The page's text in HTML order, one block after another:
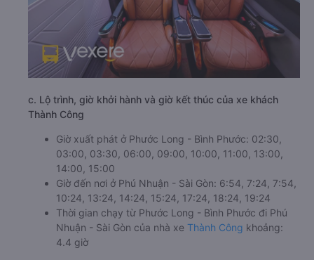
c. Lộ trình, giờ khởi hành và giờ kết thúc của xe khách
Thành Công
Giờ xuất phát ở Phước Long - Bình Phước: 02:30,
03:00, 03:30, 06:00, 09:00, 10:00, 11:00, 13:00,
14:00, 15:00
Giờ đến nơi ở Phú Nhuận - Sài Gòn: 6:54, 7:24, 7:54,
10:24, 13:24, 14:24, 15:24, 17:24, 18:24, 19:24
Thời gian chạy từ Phước Long - Bình Phước đi Phú
Nhuận - Sài Gòn của nhà xe Thành Công khoảng:
4.4 giờ